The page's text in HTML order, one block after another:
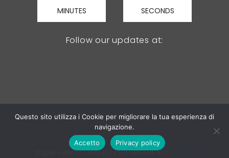
MINUTES SECONDS
Follow our updates at:
© 2016 – BEYYOT REAL ESTATES DESIGNS BY
Questo sito utilizza i Cookie per migliorare la tua esperienza di
navigazione.
Accetto
Privacy policy